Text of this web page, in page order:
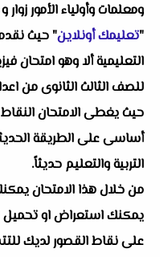
ومعلمات وأولياء الأمور
"تعليمك أونلاين" حيث نقدم
التعليمية ألا وهو امتحان
للصف الثالث الثانوى من
حيث يغطى الامتحان
أساسى على الطريقة
التربية والتعليم حديثاً.
من خلال هذا الامتحان
يمكنك استعراض او تحميل
على نقاط القصور لديك